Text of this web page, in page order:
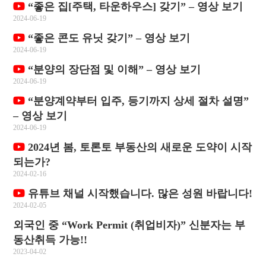
“좋은 집[주택, 타운하우스] 갖기” – 영상 보기
2024-06-19
“좋은 콘도 유닛 갖기” – 영상 보기
2024-06-19
“분양의 장단점 및 이해” – 영상 보기
2024-06-19
“분양계약부터 입주, 등기까지 상세 절차 설명”
– 영상 보기
2024-06-19
2024년 봄, 토론토 부동산의 새로운 도약이 시작
되는가?
2024-02-16
유튜브 채널 시작했습니다. 많은 성원 바랍니다!
2024-02-05
외국인 중 “Work Permit (취업비자)” 신분자는 부
동산취득 가능!!
2023-04-02